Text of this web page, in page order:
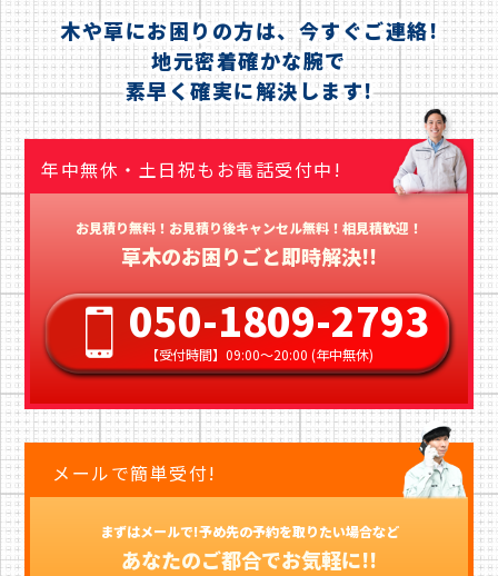
木や草にお困りの方は、今すぐご連絡!
地元密着確かな腕で
素早く確実に解決します!
年中無休・土日祝もお電話受付中!
お見積り無料！お見積り後キャンセル無料！相見積歓迎！
草木のお困りごと即時解決!!
050-1809-2793
【受付時間】09:00〜20:00 (年中無休)
メールで簡単受付!
まずはメールで!予め先の予約を取りたい場合など
あなたのご都合でお気軽に!!